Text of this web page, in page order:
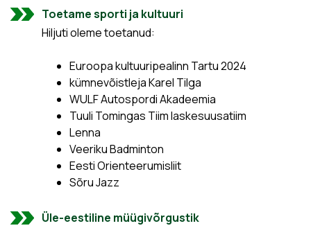
Toetame sporti ja kultuuri
Hiljuti oleme toetanud:
Euroopa kultuuripealinn Tartu 2024
kümnevõistleja Karel Tilga
WULF Autospordi Akadeemia
Tuuli Tomingas Tiim laskesuusatiim
Lenna
Veeriku Badminton
Eesti Orienteerumisliit
Sõru Jazz
Üle-eestiline müügivõrgustik